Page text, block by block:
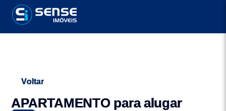
Voltar
APARTAMENTO para alugar